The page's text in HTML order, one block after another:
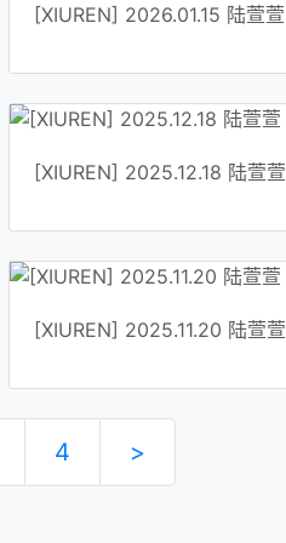
[XIUREN] 2026.01.15 陆萱萱
[XIUREN] 2025.12.18 陆萱萱
[XIUREN] 2025.11.20 陆萱萱
4 >